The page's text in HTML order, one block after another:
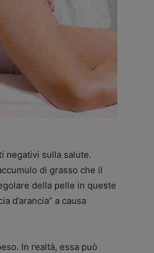
negativi sulla salute.
di grasso che il
della pelle in queste
d’arancia” a causa
In realtà, essa può